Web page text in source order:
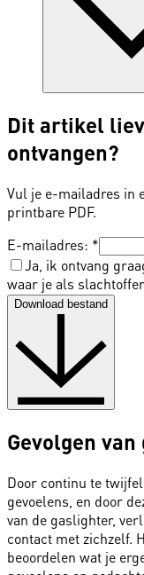
Dit artikel
ontvangen?
Vul je e-mailadres in
printbare PDF.
E-mailadres: *
Ja, ik ontvang
waar je als
Download bestand
Gevolgen
Door continu te
gevoelens, en door
van de gaslighter,
contact met zichzelf.
beoordelen wat je